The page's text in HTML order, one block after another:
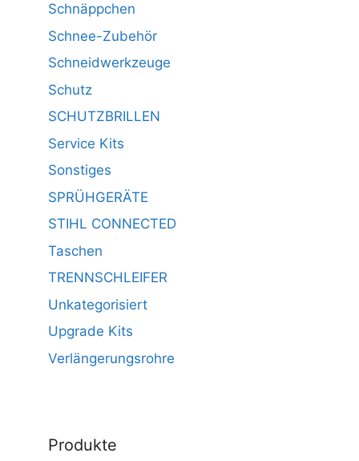
Schnäppchen
Schnee-Zubehör
Schneidwerkzeuge
Schutz
SCHUTZBRILLEN
Service Kits
Sonstiges
SPRÜHGERÄTE
STIHL CONNECTED
Taschen
TRENNSCHLEIFER
Unkategorisiert
Upgrade Kits
Verlängerungsrohre
Produkte